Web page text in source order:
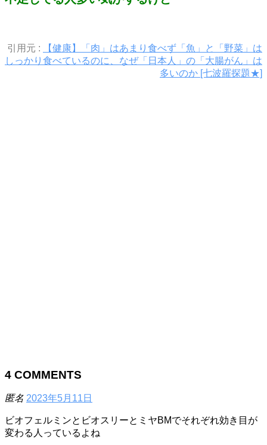
引用元 :
【健康】「肉」はあまり食べず「魚」と「野菜」は
しっかり食べているのに、なぜ「日本人」の「大腸がん」は
多いのか [七波羅探題★]
4 COMMENTS
匿名 2023年5月11日
ビオフェルミンとビオスリーとミヤBMでそれぞれ効き目が
変わる人っているよね